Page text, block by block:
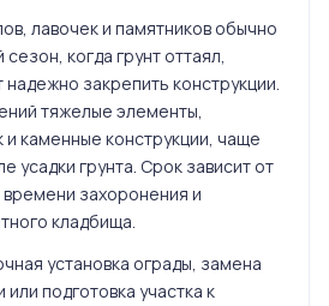
лавочек и памятников обычно
когда грунт оттаял,
закрепить конструкции.
тяжелые элементы,
каменные конструкции, чаще
усадки грунта. Срок зависит от
времени захоронения и
кладбища.
установка ограды, замена
подготовка участка к